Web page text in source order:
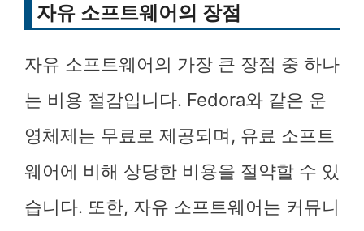
자유 소프트웨어의 장점
자유 소프트웨어의 가장 큰 장점 중 하나
는 비용 절감입니다. Fedora와 같은 운
영체제는 무료로 제공되며, 유료 소프트
웨어에 비해 상당한 비용을 절약할 수 있
습니다. 또한, 자유 소프트웨어는 커뮤니